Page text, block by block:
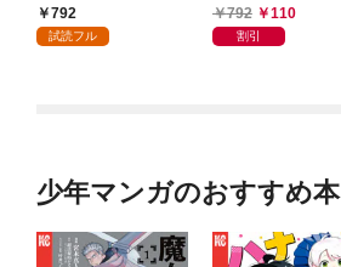
792
試読フル
792
110
割引
少年マンガのおすすめ本